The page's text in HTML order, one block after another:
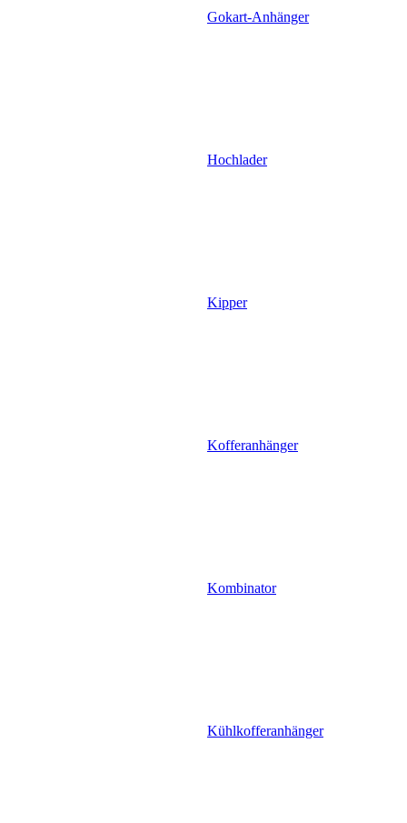
Gokart-Anhänger
Hochlader
Kipper
Kofferanhänger
Kombinator
Kühlkofferanhänger